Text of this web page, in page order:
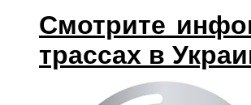
Смотрите
трассах в